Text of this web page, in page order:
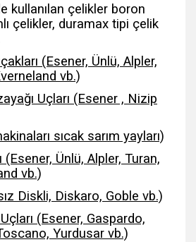
kullanılan çelikler boron
çelikler, duramax tipi çelik
(Esener, Ünlü, Alpler,
vb.)
Uçları (Esener , Nizip
sıcak sarım yayları)
(Esener, Ünlü, Alpler, Turan,
vb.)
Diskli, Diskaro, Goble vb.)
(Esener, Gaspardo,
Yurdusar vb.)